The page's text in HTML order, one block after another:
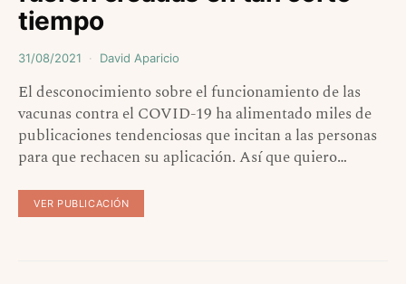
tiempo
31/08/2021 David Aparicio
El desconocimiento sobre el funcionamiento de las
vacunas contra el COVID-19 ha alimentado miles de
publicaciones tendenciosas que incitan a las personas
para que rechacen su aplicación. Así que quiero…
VER PUBLICACIÓN